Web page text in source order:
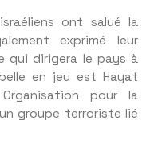
ont salué la
exprimé leur
qui dirigera le pays à
en jeu est Hayat
pour la
groupe terroriste lié